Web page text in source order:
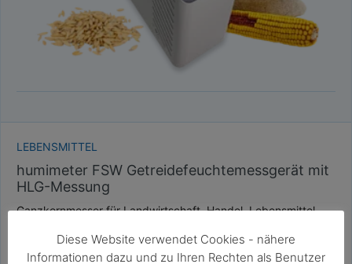
LEBENSMITTEL
humimeter FSW Getreidefeuchtemessgerät mit
HLG-Messung
Ganzkornmesser für Landwirtschaft, Handel, Lebensmittel-
sehr schnelle und genaue Ganzkornmessung
keine Probenvorbereitung nötig
Diese Website verwendet Cookies - nähere
Informationen dazu und zu Ihren Rechten als Benutzer